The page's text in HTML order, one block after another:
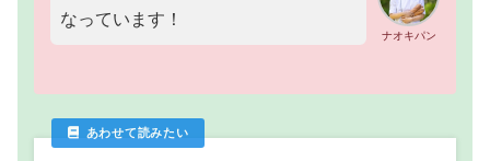
ナオキパン
なっています！